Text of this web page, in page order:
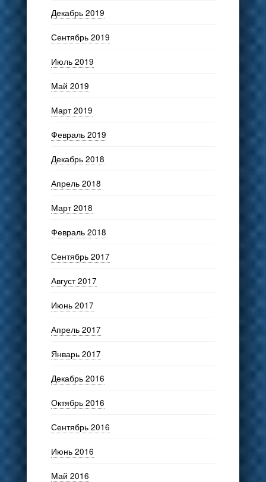
Декабрь 2019
Сентябрь 2019
Июль 2019
Май 2019
Март 2019
Февраль 2019
Декабрь 2018
Апрель 2018
Март 2018
Февраль 2018
Сентябрь 2017
Август 2017
Июнь 2017
Апрель 2017
Январь 2017
Декабрь 2016
Октябрь 2016
Сентябрь 2016
Июнь 2016
Май 2016